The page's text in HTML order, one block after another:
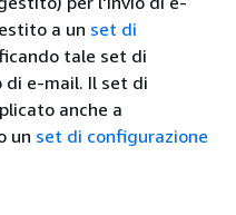
a un set di
tale set di
di e-mail. Il set di
anche a
un set di configurazione